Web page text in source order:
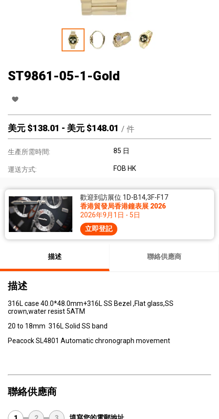
ST9861-05-1-Gold
美元 $138.01 - 美元 $148.01 / 件
生產所需時間: 85 日
運送方式: FOB HK
歡迎到訪展位 1D-B14,3F-F17
香港貿發局香港鐘表展 2026
2026年9月1日 - 5日
立即登記
描述 聯絡供應商
描述
316L case 40.0*48.0mm+316L SS Bezel ,Flat glass,SS
crown,water resist 5ATM
20 to 18mm 316L Solid SS band
Peacock SL4801 Automatic chronograph movement
聯絡供應商